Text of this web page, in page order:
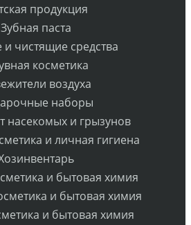
продукция
Зубная паста
чистящие средства
косметика
воздуха
наборы
насекомых и грызунов
и личная гигиена
и бытовая химия
и бытовая химия
и бытовая химия